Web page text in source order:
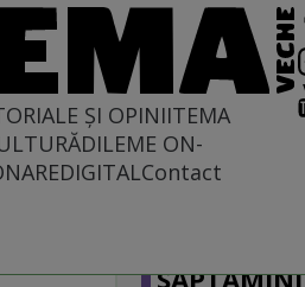
ȘI OPINIITEMA
DILEME ON-
DIGITALContact